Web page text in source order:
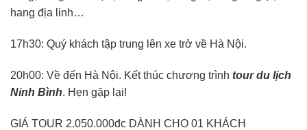
hang địa linh…
17h30: Quý khách tập trung lên xe trở về Hà Nội.
20h00: Về đến Hà Nội. Kết thúc chương trình tour du lịch
Ninh Bình. Hẹn gặp lại!
GIÁ TOUR 2.050.000đc DÀNH CHO 01 KHÁCH